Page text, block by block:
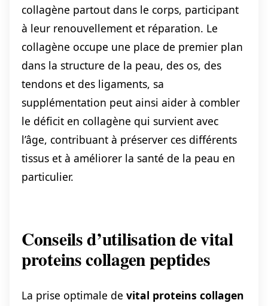
collagène partout dans le corps, participant
à leur renouvellement et réparation. Le
collagène occupe une place de premier plan
dans la structure de la peau, des os, des
tendons et des ligaments, sa
supplémentation peut ainsi aider à combler
le déficit en collagène qui survient avec
l’âge, contribuant à préserver ces différents
tissus et à améliorer la santé de la peau en
particulier.
Conseils d’utilisation de vital
proteins collagen peptides
La prise optimale de vital proteins collagen